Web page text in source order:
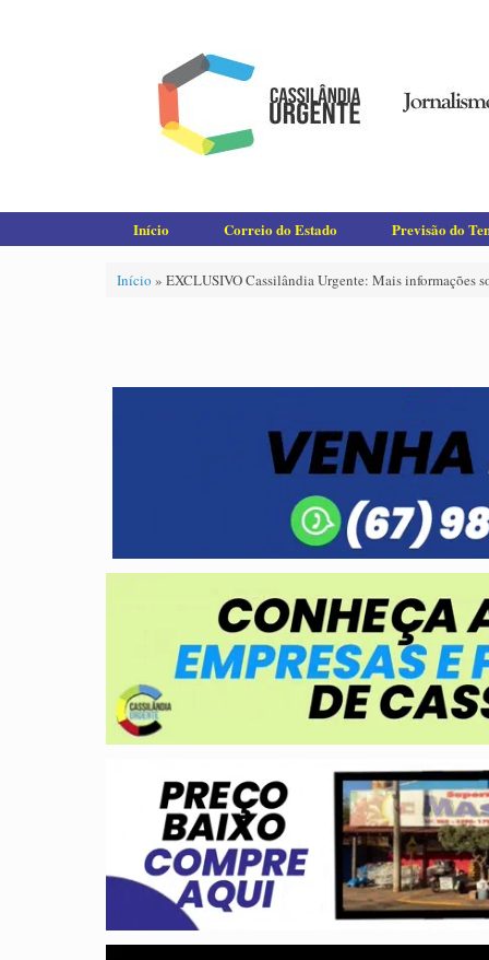
Início Correio do Estado Previsão do
Início » EXCLUSIVO Cassilândia Urgente: Mais informações